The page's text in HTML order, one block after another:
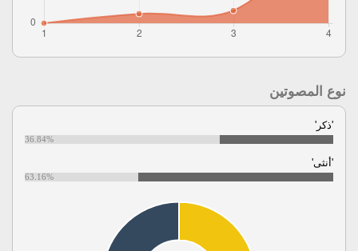
نوع المصوتين
'ذكر'
36.84%
'أنثى'
63.16%